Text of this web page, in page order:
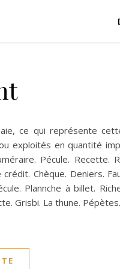
ce qui représente
exploités en quantité
Pécule. Recette.
Chèque. Deniers.
Plannche à billet.
Grisbi. La thune.